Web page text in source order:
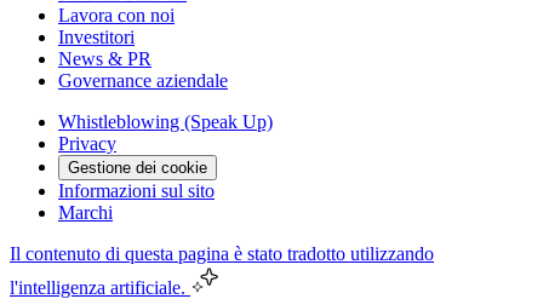
Lavora con noi
Investitori
News & PR
Governance aziendale
Whistleblowing (Speak Up)
Privacy
Gestione dei cookie
Informazioni sul sito
Marchi
Il contenuto di questa pagina è stato tradotto utilizzando
l'intelligenza artificiale.